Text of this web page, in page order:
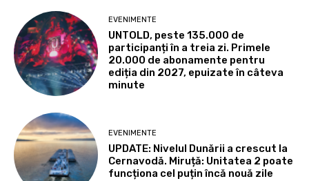
EVENIMENTE
UNTOLD, peste 135.000 de
participanți în a treia zi. Primele
20.000 de abonamente pentru
ediția din 2027, epuizate în câteva
minute
EVENIMENTE
UPDATE: Nivelul Dunării a crescut la
Cernavodă. Miruță: Unitatea 2 poate
funcționa cel puțin încă nouă zile